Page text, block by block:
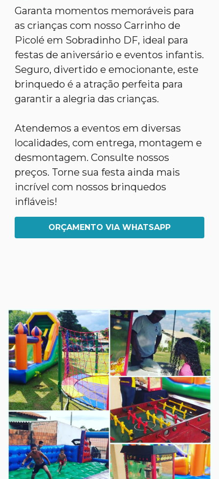
Garanta momentos memoráveis para
as crianças com nosso Carrinho de
Picolé em Sobradinho DF, ideal para
festas de aniversário e eventos infantis.
Seguro, divertido e emocionante, este
brinquedo é a atração perfeita para
garantir a alegria das crianças.
Atendemos a eventos em diversas
localidades, com entrega, montagem e
desmontagem. Consulte nossos
preços. Torne sua festa ainda mais
incrível com nossos brinquedos
infláveis!
ORÇAMENTO VIA WHATSAPP